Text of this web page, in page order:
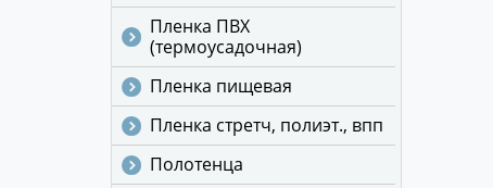
Пленка ПВХ
(термоусадочная)
Пленка пищевая
Пленка стретч, полиэт., впп
Полотенца